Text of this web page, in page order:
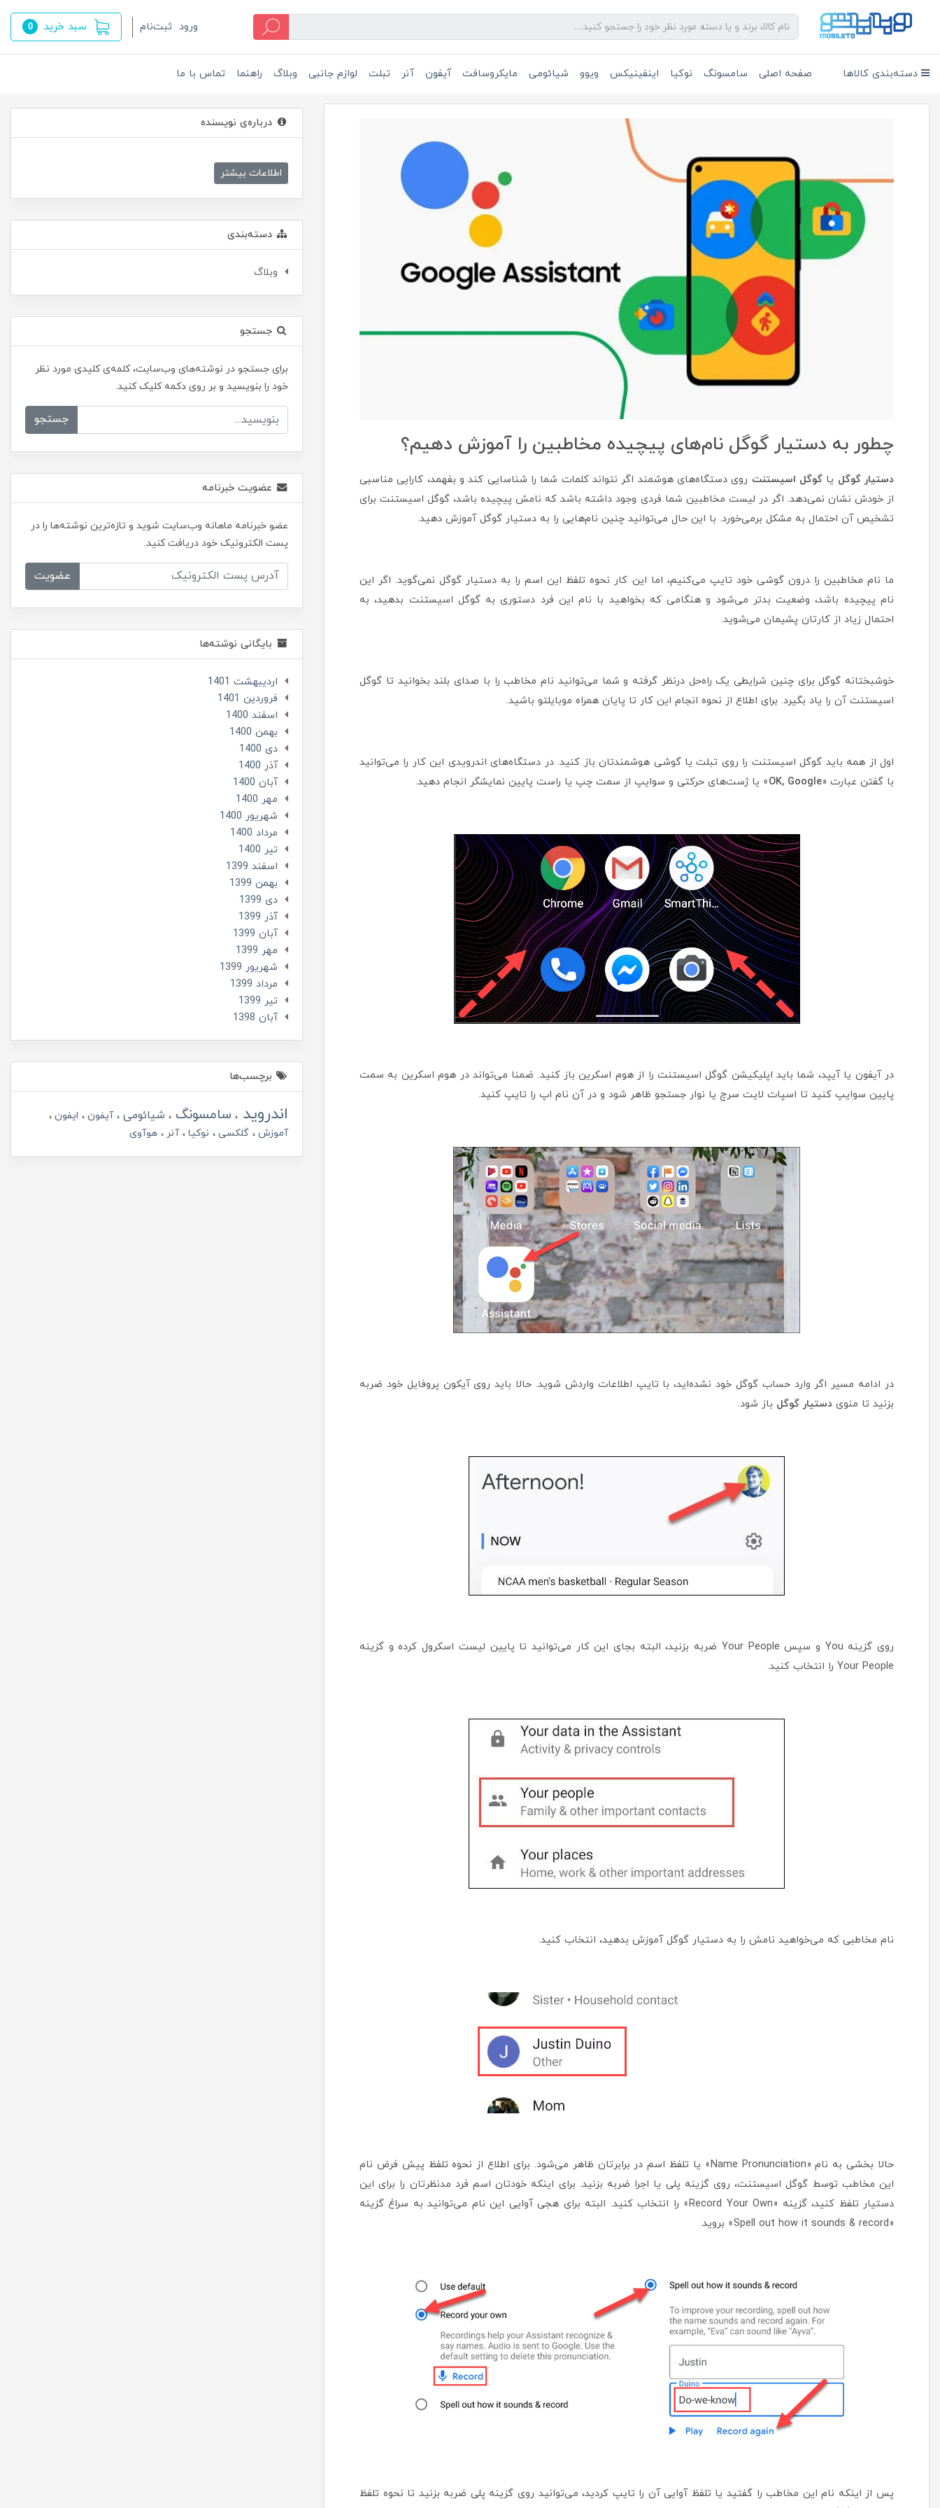
ورود ثبت‌نام سبد خرید 0
دسته‌بندی کالاها صفحه اصلی سامسونگ نوکیا اینفینیکس ویوو شیائومی مایکروسافت آیفون آنر تبلت لوازم جانبی وبلاگ راهنما تماس با ما
چطور به دستیار گوگل نام‌های پیچیده مخاطبین را آموزش دهیم؟
دستیار گوگل یا گوگل اسیستنت روی دستگاه‌های هوشمند اگر نتواند کلمات شما را شناسایی کند و بفهمد، کارایی مناسبی
از خودش نشان نمی‌دهد. اگر در لیست مخاطبین شما فردی وجود داشته باشد که نامش پیچیده باشد، گوگل اسیستنت برای
تشخیص آن احتمال به مشکل برمی‌خورد. با این حال می‌توانید چنین نام‌هایی را به دستیار گوگل آموزش دهید.
ما نام مخاطبین را درون گوشی خود تایپ می‌کنیم، اما این کار نحوه تلفظ این اسم را به دستیار گوگل نمی‌گوید. اگر این
نام پیچیده باشد، وضعیت بدتر می‌شود و هنگامی که بخواهید با نام این فرد دستوری به گوگل اسیستنت بدهید، به
احتمال زیاد از کارتان پشیمان می‌شوید.
خوشبختانه گوگل برای چنین شرایطی یک راه‌حل درنظر گرفته و شما می‌توانید نام مخاطب را با صدای بلند بخوانید تا گوگل
اسیستنت آن را یاد بگیرد. برای اطلاع از نحوه انجام این کار تا پایان همراه موبایلتو باشید.
اول از همه باید گوگل اسیستنت را روی تبلت یا گوشی هوشمندتان باز کنید. در دستگاه‌های اندرویدی این کار را می‌توانید
با گفتن عبارت «OK, Google» یا ژست‌های حرکتی و سوایپ از سمت چپ یا راست پایین نمایشگر انجام دهید.
در آیفون یا آیپد، شما باید اپلیکیشن گوگل اسیستنت را از هوم اسکرین باز کنید. ضمنا می‌تواند در هوم اسکرین به سمت
پایین سوایپ کنید تا اسپات لایت سرچ یا نوار جستجو ظاهر شود و در آن نام اپ را تایپ کنید.
در ادامه مسیر اگر وارد حساب گوگل خود نشده‌اید، با تایپ اطلاعات واردش شوید. حالا باید روی آیکون پروفایل خود ضربه
بزنید تا منوی دستیار گوگل باز شود.
روی گزینه You و سپس Your People ضربه بزنید، البته بجای این کار می‌توانید تا پایین لیست اسکرول کرده و گزینه
Your People را انتخاب کنید.
نام مخاطبی که می‌خواهید نامش را به دستیار گوگل آموزش بدهید، انتخاب کنید.
حالا بخشی به نام «Name Pronunciation» یا تلفظ اسم در برابرتان ظاهر می‌شود. برای اطلاع از نحوه تلفظ پیش فرض نام
این مخاطب توسط گوگل اسیستنت، روی گزینه پلی یا اجرا ضربه بزنید. برای اینکه خودتان اسم فرد مدنظرتان را برای این
دستیار تلفظ کنید، گزینه «Record Your Own» را انتخاب کنید. البته برای هجی آوایی این نام می‌توانید به سراغ گزینه
«Spell out how it sounds & record» بروید.
پس از اینکه نام این مخاطب را گفتید یا تلفظ آوایی آن را تایپ کردید، می‌توانید روی گزینه پلی ضربه بزنید تا نحوه تلفظ
درباره‌ی نویسنده
اطلاعات بیشتر
دسته‌بندی
وبلاگ
جستجو
برای جستجو در نوشته‌های وب‌سایت، کلمه‌ی کلیدی مورد نظر
خود را بنویسید و بر روی دکمه کلیک کنید.
جستجو
عضویت خبرنامه
عضو خبرنامه ماهانه وب‌سایت شوید و تازه‌ترین نوشته‌ها را در
پست الکترونیک خود دریافت کنید.
عضویت
بایگانی نوشته‌ها
ارديبهشت 1401
فروردین 1401
اسفند 1400
بهمن 1400
دی 1400
آذر 1400
آبان 1400
مهر 1400
شهریور 1400
مرداد 1400
تير 1400
اسفند 1399
بهمن 1399
دی 1399
آذر 1399
آبان 1399
مهر 1399
شهریور 1399
مرداد 1399
تير 1399
آبان 1398
برچسب‌ها
اندروید سامسونگ شیائومی آیفون
ایفون
آموزش
گلکسی نوکیا آنر هوآوی